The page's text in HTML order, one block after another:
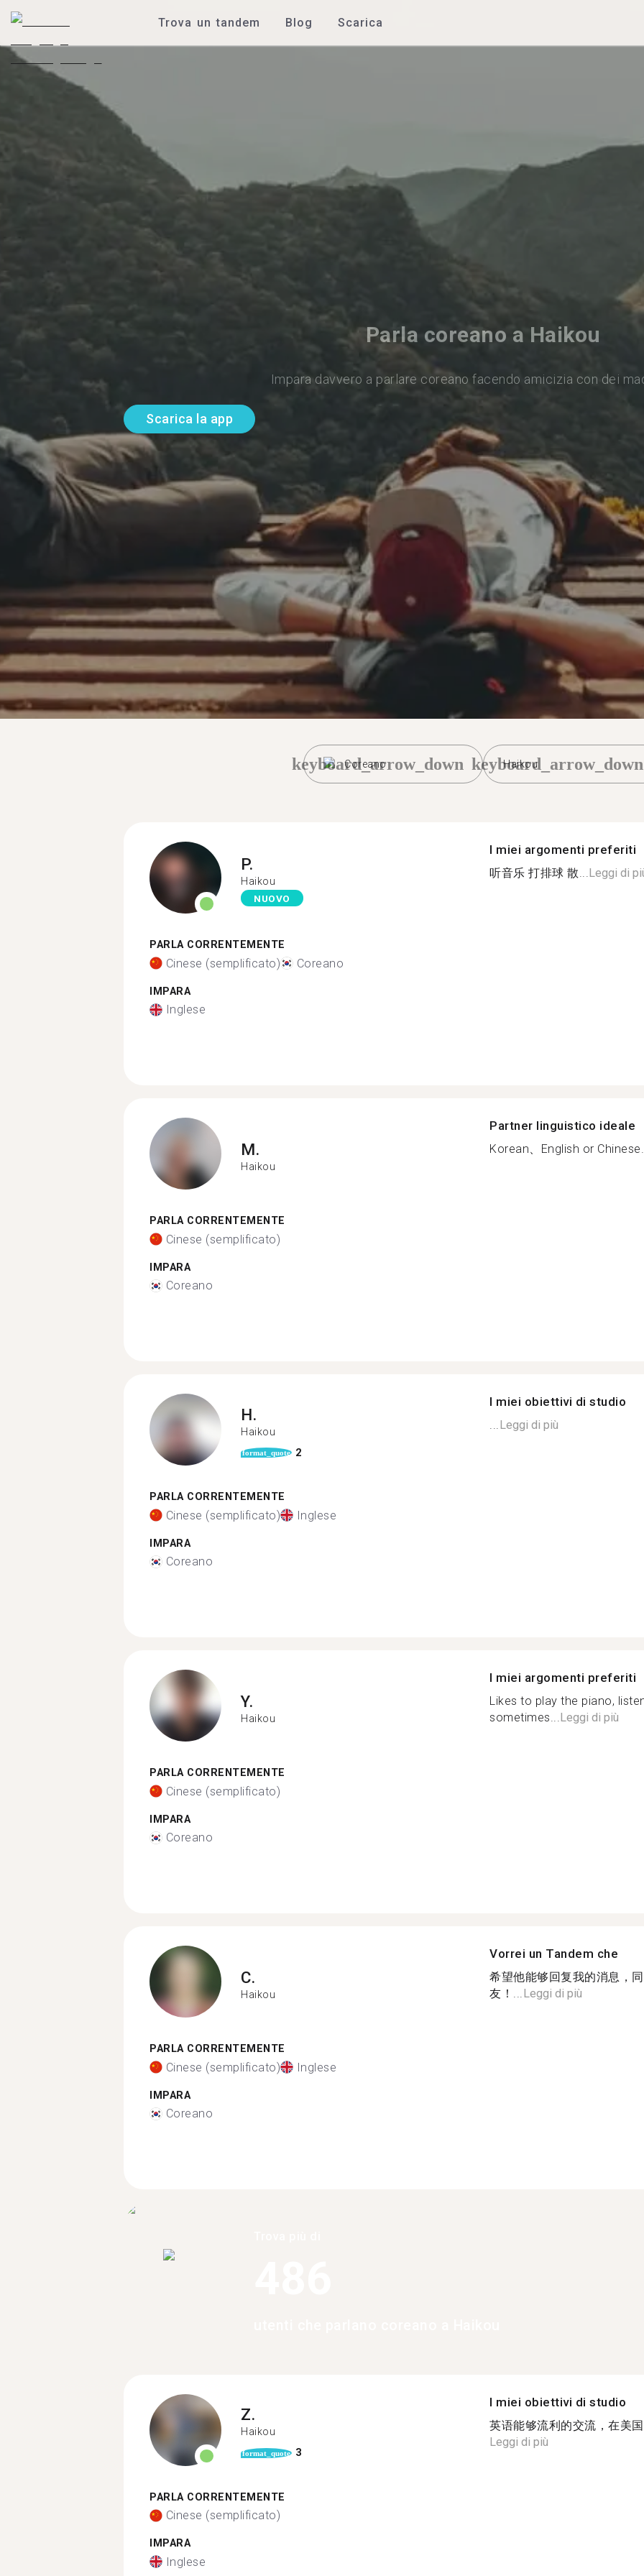
Trova un tandem Blog Scarica
Parla coreano a Haikou
Impara davvero a parlare coreano facendo amicizia con dei
Scarica la app
Coreano
keyboard_arrow_down Haikou
keyboard_arrow_down
P.
Haikou
NUOVO
PARLA CORRENTEMENTE
Cinese (semplificato) Coreano
IMPARA
Inglese
I miei argomenti preferiti
听音乐 打排球 散...Leggi di
M.
Haikou
PARLA CORRENTEMENTE
Cinese (semplificato)
IMPARA
Coreano
Partner linguistico ideale
Korean、English or
H.
Haikou
format_quote 2
PARLA CORRENTEMENTE
Cinese (semplificato) Inglese
IMPARA
Coreano
I miei obiettivi di studio
...Leggi di più
Y.
Haikou
PARLA CORRENTEMENTE
Cinese (semplificato)
IMPARA
Coreano
I miei argomenti preferiti
Likes to play the piano,
sometimes...Leggi di più
C.
Haikou
PARLA CORRENTEMENTE
Cinese (semplificato) Inglese
IMPARA
Coreano
Vorrei un Tandem che
希望他能够回复我的消息，
友！...Leggi di più
Z.
Haikou
format_quote 3
PARLA CORRENTEMENTE
Cinese (semplificato)
IMPARA
Inglese
I miei obiettivi di studio
英语能够流利的交流，在美
Leggi di più